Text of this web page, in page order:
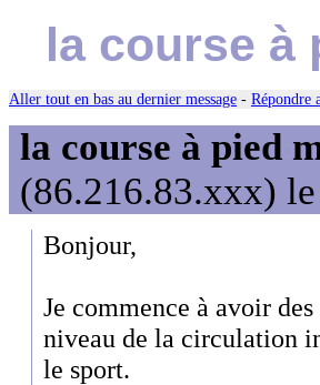
la course à
Aller tout en bas au dernier message - Répondre
la course à pied
(86.216.83.xxx)
Bonjour,
Je commence à avoir
niveau de la circulation
le sport.